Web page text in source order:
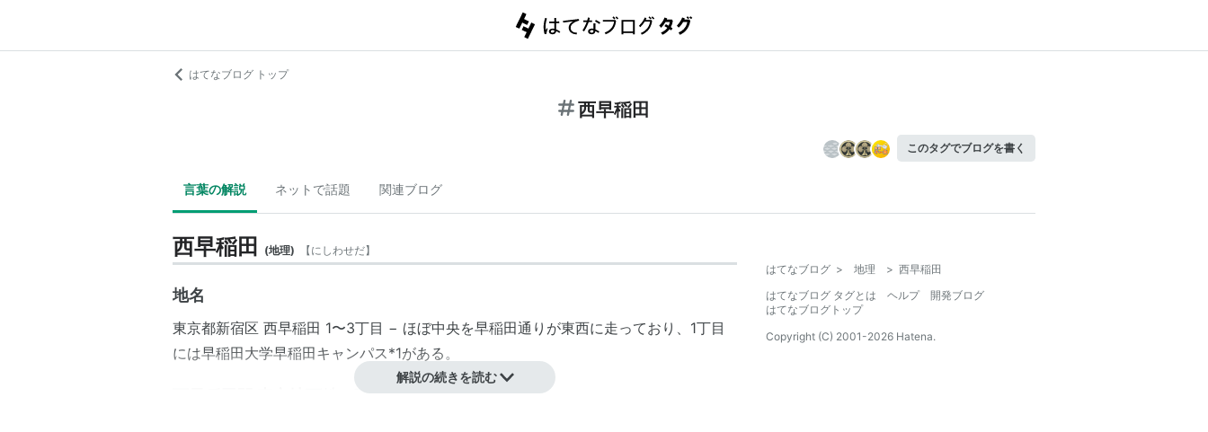
はてなブログ トップ
西早稲田
このタグでブログを書く
言葉の解説 ネットで話題 関連ブログ
西早稲田 (地理) 【にしわせだ】
地名
東京都新宿区 西早稲田 1〜3丁目 − ほぼ中央を早稲田通り が東西に走っており、1丁目
には早稲田大学早稲田キャンパス*1がある。
西早稲田駅 東京地下鉄（副都心線）
解説の続きを読む
はてなブログ > 地理 > 西早稲田
はてなブログ タグとは
ヘルプ
開発ブログ
はてなブログトップ
Copyright (C) 2001-2026 Hatena.